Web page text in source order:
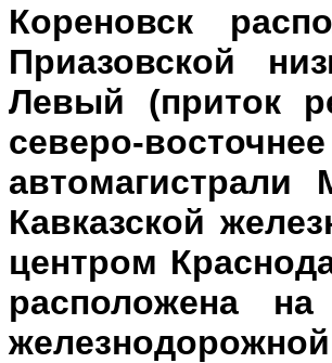
Кореновск
Приазовской
Левый (приток
северо-
Кавказской
центром
расположена